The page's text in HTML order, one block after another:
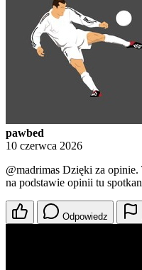
pawbed
10 czerwca 2026
@madrimas Dzięki za opinie.
na podstawie opinii tu
Odpowiedz